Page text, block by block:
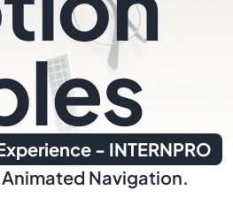
- INTERNPRO
Navigation.